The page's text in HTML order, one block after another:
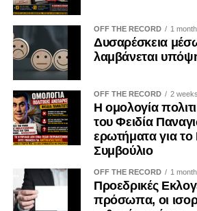
OFF THE RECORD 1
Δυσαρέσκεια
λαμβάνεται
OFF THE RECORD 2
Η ομολογία
του Φειδία
ερωτήματα για το
Συμβούλιο
OFF THE RECORD 1
Προεδρικές
πρόσωπα, οι